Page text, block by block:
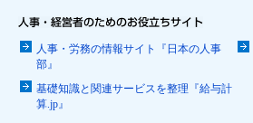
人事・労務の情報サイト『日本の人事
部』
基礎知識と関連サービスを整理『給与計
算.jp』